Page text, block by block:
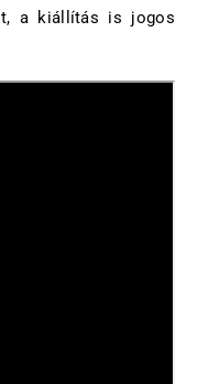
a kiállítás is jogos